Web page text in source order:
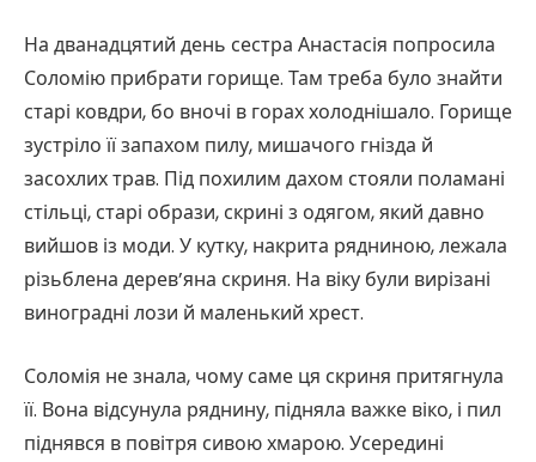
На дванадцятий день сестра Анастасія попросила
Соломію прибрати горище. Там треба було знайти
старі ковдри, бо вночі в горах холоднішало. Горище
зустріло її запахом пилу, мишачого гнізда й
засохлих трав. Під похилим дахом стояли поламані
стільці, старі образи, скрині з одягом, який давно
вийшов із моди. У кутку, накрита рядниною, лежала
різьблена дерев’яна скриня. На віку були вирізані
виноградні лози й маленький хрест.
Соломія не знала, чому саме ця скриня притягнула
її. Вона відсунула ряднину, підняла важке віко, і пил
піднявся в повітря сивою хмарою. Усередині